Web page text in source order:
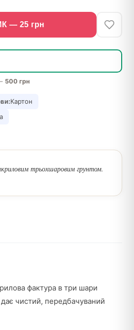
— 25 грн
500 грн
Картон
трьохшаровим грунтом.
фактура в три шари
дає чистий, передбачуваний